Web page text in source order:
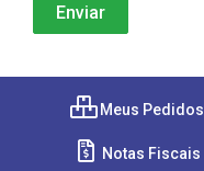
Meus Pedidos
Notas Fiscais